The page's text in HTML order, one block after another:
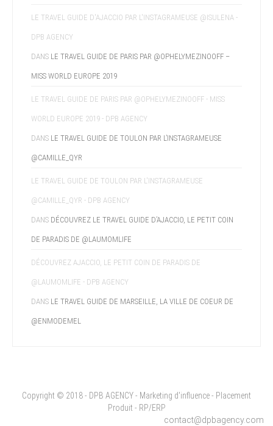
LE TRAVEL GUIDE D'AJACCIO PAR L'INSTAGRAMEUSE @ISULENA -
DPB AGENCY
DANS LE TRAVEL GUIDE DE PARIS PAR @OPHELYMEZINOOFF –
MISS WORLD EUROPE 2019
LE TRAVEL GUIDE DE PARIS PAR @OPHELYMEZINOOFF - MISS
WORLD EUROPE 2019 - DPB AGENCY
DANS LE TRAVEL GUIDE DE TOULON PAR L’INSTAGRAMEUSE
@CAMILLE_QYR
LE TRAVEL GUIDE DE TOULON PAR L'INSTAGRAMEUSE
@CAMILLE_QYR - DPB AGENCY
DANS DÉCOUVREZ LE TRAVEL GUIDE D’AJACCIO, LE PETIT COIN
DE PARADIS DE @LAUMOMLIFE
DÉCOUVREZ AJACCIO, LE PETIT COIN DE PARADIS DE
@LAUMOMLIFE - DPB AGENCY
DANS LE TRAVEL GUIDE DE MARSEILLE, LA VILLE DE COEUR DE
@ENMODEMEL
Copyright © 2018 - DPB AGENCY - Marketing d'influence - Placement
Produit - RP/ERP
contact@dpbagency.com